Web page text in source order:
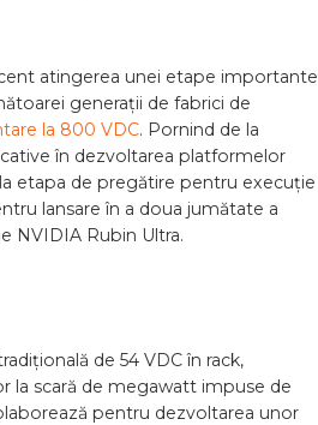
atingerea unei etape importante
generații de fabrici de
la 800 VDC. Pornind de la
în dezvoltarea platformelor
etapa de pregătire pentru execuție
lansare în a doua jumătate a
NVIDIA Rubin Ultra.
de 54 VDC în rack,
la scară de megawatt impuse de
pentru dezvoltarea unor